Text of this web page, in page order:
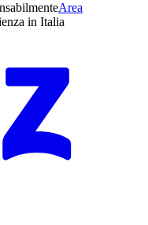
Area
in Italia